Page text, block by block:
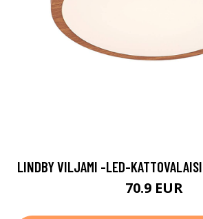
LINDBY VILJAMI -LED-
70.9 EUR